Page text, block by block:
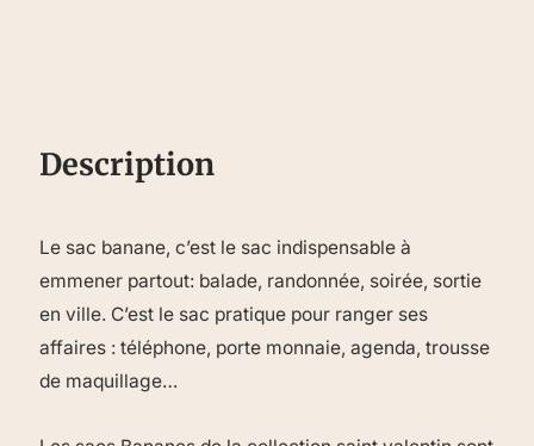
Description
Le sac banane, c’est le sac indispensable à
emmener partout: balade, randonnée, soirée, sortie
en ville. C’est le sac pratique pour ranger ses
affaires : téléphone, porte monnaie, agenda, trousse
de maquillage…